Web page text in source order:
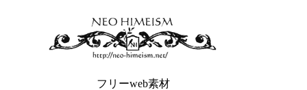
フリーweb素材